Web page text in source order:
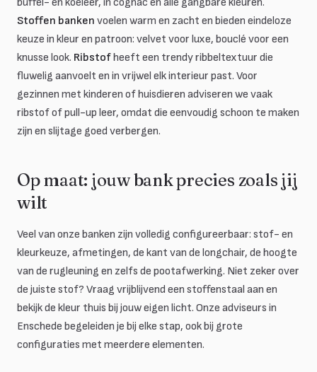
Stoffen banken voelen warm en zacht en bieden eindeloze
keuze in kleur en patroon: velvet voor luxe, bouclé voor een
knusse look. Ribstofheeft een trendy ribbeltextuur die
fluwelig aanvoelt en in vrijwel elk interieur past. Voor
gezinnen met kinderen of huisdieren adviseren we vaak
ribstof of pull-up leer, omdat die eenvoudig schoon te maken
zijn en slijtage goed verbergen.
Op maat: jouw bank precies zoals jij
wilt
Veel van onze banken zijn volledig configureerbaar: stof- en
kleurkeuze, afmetingen, de kant van de longchair, de hoogte
van de rugleuning en zelfs de pootafwerking. Niet zeker over
de juiste stof? Vraag vrijblijvend een stoffenstaal aan en
bekijk de kleur thuis bij jouw eigen licht. Onze adviseurs in
Enschede begeleiden je bij elke stap, ook bij grote
configuraties met meerdere elementen.